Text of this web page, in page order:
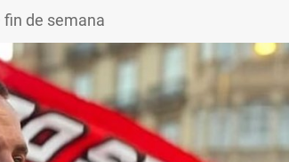
fin de semana